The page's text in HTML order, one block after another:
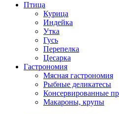
Птица
Курица
Индейка
Утка
Гусь
Перепелка
Цесарка
Гастрономия
Мясная гастрономия
Рыбные деликатесы
Консервированные
Макароны, крупы